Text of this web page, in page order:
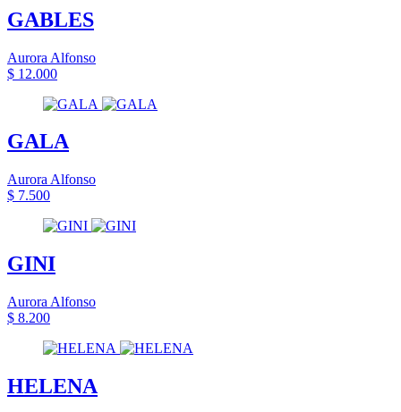
GABLES
Aurora Alfonso
$ 12.000
GALA
Aurora Alfonso
$ 7.500
GINI
Aurora Alfonso
$ 8.200
HELENA